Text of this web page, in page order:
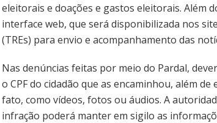
eleitorais e doações e gastos eleitorais. Além
interface web, que será disponibilizada nos
(TREs) para envio e acompanhamento das
Nas denúncias feitas por meio do Pardal,
o CPF do cidadão que as encaminhou, além
fato, como vídeos, fotos ou áudios. A
infração poderá manter em sigilo as